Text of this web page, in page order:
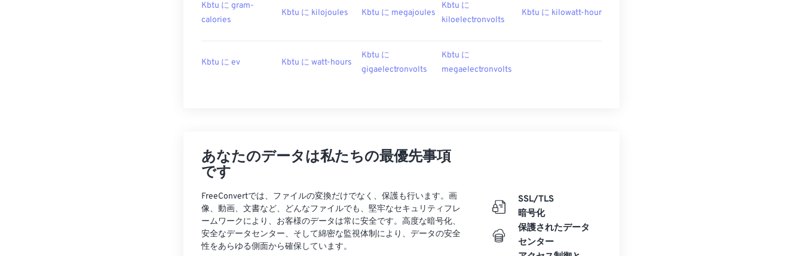
Kbtu に gram-
calories
Kbtu に kilojoules Kbtu に megajoules
Kbtu に
kiloelectronvolts
Kbtu に kilowatt-hour
Kbtu に ev Kbtu に watt-hours
Kbtu に
gigaelectronvolts
Kbtu に
megaelectronvolts
あなたのデータは私たちの最優先事項
です
FreeConvertでは、ファイルの変換だけでなく、保護も行います。画
像、動画、文書など、どんなファイルでも、堅牢なセキュリティフレ
ームワークにより、お客様のデータは常に安全です。高度な暗号化、
安全なデータセンター、そして綿密な監視体制により、データの安全
性をあらゆる側面から確保しています。
SSL/TLS
暗号化
保護されたデータ
センター